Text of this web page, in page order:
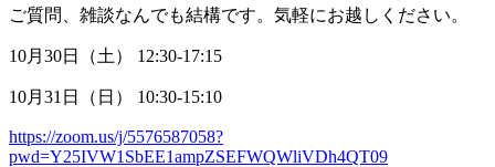
ご質問、雑談なんでも結構です。気軽にお越しください。
10月 30日（土） 12:30-17:15
10月 31 日（日） 10:30-15:10
https://zoom.us/j/5576587058?
pwd=Y25IVW1SbEE1ampZSEFWQWliVDh4QT09